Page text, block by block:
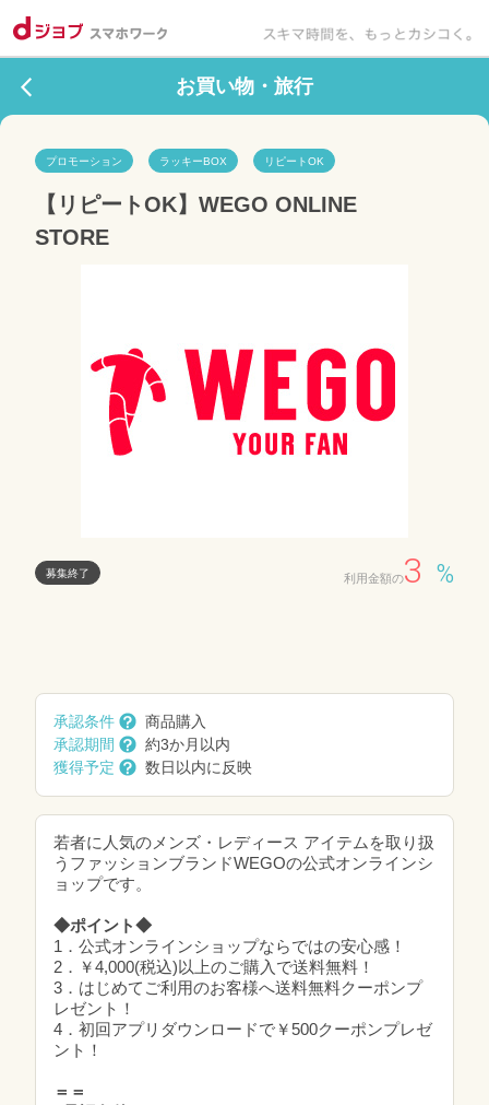
お買い物・旅行
プロモーション ラッキーBOX リピートOK
【リピートOK】WEGO ONLINE
STORE
募集終了 利用金額の3 %
承認条件
商品購入
承認期間
約3か月以内
獲得予定
数日以内に反映
若者に人気のメンズ・レディース アイテムを取り扱
うファッションブランドWEGOの公式オンラインシ
ョップです。
◆ポイント◆
1．公式オンラインショップならではの安心感！
2．￥4,000(税込)以上のご購入で送料無料！
3．はじめてご利用のお客様へ送料無料クーポンプ
レゼント！
4．初回アプリダウンロードで￥500クーポンプレゼ
ント！
＝＝